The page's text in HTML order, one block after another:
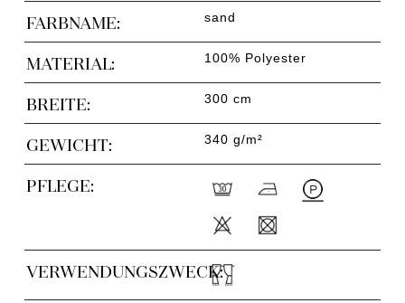
FARBNAME: sand
MATERIAL: 100% Polyester
BREITE: 300 cm
GEWICHT: 340 g/m²
PFLEGE:
VERWENDUNGSZWECK: